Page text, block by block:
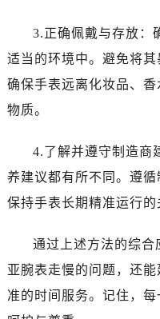
3.正确佩戴与存放：
适当的环境中。避免将
确保手表远离化妆品、
物质。
4.了解并遵守制造商
养建议都有所不同。遵
保持手表长期精准运行的
通过上述方法的综合
亚腕表走慢的问题，还
准的时间服务。记住，